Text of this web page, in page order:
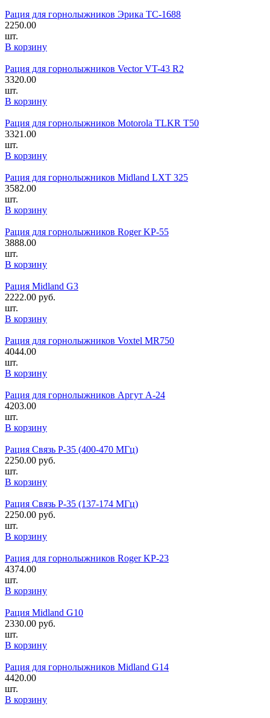
Рация для горнолыжников Эрика TC-1688
2250.00
шт.
В корзину
Рация для горнолыжников Vector VT-43 R2
3320.00
шт.
В корзину
Рация для горнолыжников Motorola TLKR T50
3321.00
шт.
В корзину
Рация для горнолыжников Midland LXT 325
3582.00
шт.
В корзину
Рация для горнолыжников Roger KP-55
3888.00
шт.
В корзину
Рация Midland G3
2222.00 руб.
шт.
В корзину
Рация для горнолыжников Voxtel MR750
4044.00
шт.
В корзину
Рация для горнолыжников Аргут А-24
4203.00
шт.
В корзину
Рация Связь Р-35 (400-470 МГц)
2250.00 руб.
шт.
В корзину
Рация Связь Р-35 (137-174 МГц)
2250.00 руб.
шт.
В корзину
Рация для горнолыжников Roger KP-23
4374.00
шт.
В корзину
Рация Midland G10
2330.00 руб.
шт.
В корзину
Рация для горнолыжников Midland G14
4420.00
шт.
В корзину